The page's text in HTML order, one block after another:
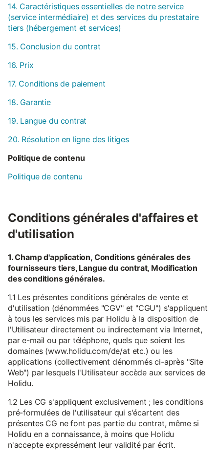
14. Caractéristiques essentielles de notre service
(service intermédiaire) et des services du prestataire
tiers (hébergement et services)
15. Conclusion du contrat
16. Prix
17. Conditions de paiement
18. Garantie
19. Langue du contrat
20. Résolution en ligne des litiges
Politique de contenu
Politique de contenu
Conditions générales d'affaires et
d'utilisation
1. Champ d'application, Conditions générales des
fournisseurs tiers, Langue du contrat, Modification
des conditions générales.
1.1 Les présentes conditions générales de vente et
d'utilisation (dénommées "CGV" et "CGU") s'appliquent
à tous les services mis par Holidu à la disposition de
l'Utilisateur directement ou indirectement via Internet,
par e-mail ou par téléphone, quels que soient les
domaines (www.holidu.com/de/at etc.) ou les
applications (collectivement dénommés ci-après "Site
Web") par lesquels l'Utilisateur accède aux services de
Holidu.
1.2 Les CG s'appliquent exclusivement ; les conditions
pré-formulées de l'utilisateur qui s'écartent des
présentes CG ne font pas partie du contrat, même si
Holidu en a connaissance, à moins que Holidu
n'accepte expressément leur validité par écrit.